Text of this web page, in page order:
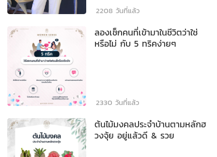
2208 วันที่แล้ว
ลองเช็กคนที่เข้ามาในชีวิตว่าใช่
หรือไม่ กับ 5 ทริคง่ายๆ
2330 วันที่แล้ว
ต้นไม้มงคลประจำบ้านตามหลักฮ
วงจุ้ย อยู่แล้วดี & รวย